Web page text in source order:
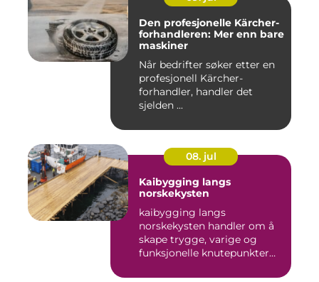
Den profesjonelle Kärcher-
forhandleren: Mer enn bare
maskiner
Når bedrifter søker etter en
profesjonell Kärcher-
forhandler, handler det
sjelden ...
08. jul
Kaibygging langs
norskekysten
kaibygging langs
norskekysten handler om å
skape trygge, varige og
funksjonelle knutepunkter